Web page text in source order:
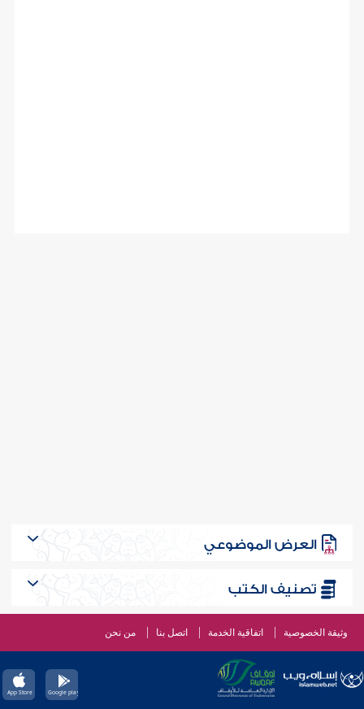
العرض الموضوعي
تصنيف الكتب
وثيقة الخصوصية اتفاقية الخدمة اتصل بنا من نحن